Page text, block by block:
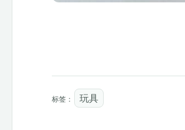
标签： 玩具